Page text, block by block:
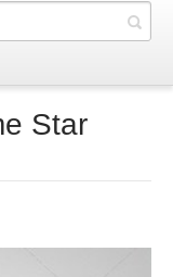
Star